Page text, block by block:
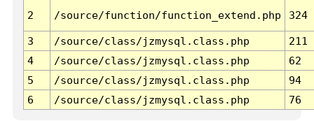
2 /source/function/function_extend.php 324
3 /source/class/jzmysql.class.php
211
4
/source/class/jzmysql.class.php
62
5
/source/class/jzmysql.class.php
94
6
/source/class/jzmysql.class.php 76